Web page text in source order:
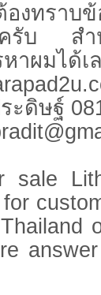
องทราบ
บ สำห
าผมได้เ
ดิษฐ์
sale